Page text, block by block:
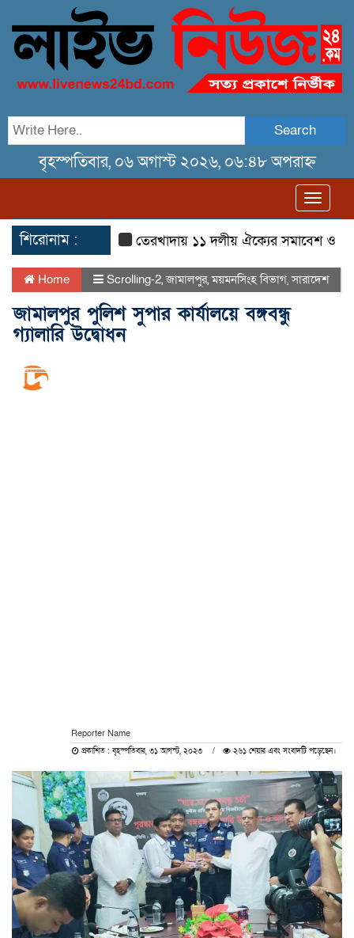
Search
বৃহস্পতিবার, ০৬ অগাস্ট ২০২৬, ০৬:৪৮ অপরাহ্ন
শিরোনাম : তেরখাদায় ১১ দলীয় ঐক্যের সমাবেশ ও গণ
Home Scrolling-2,জামালপুর,ময়মনসিংহ বিভাগ,সারাদেশ
জামালপুর পুলিশ সুপার কার্যালয়ে বঙ্গবন্ধু
গ্যালারি উদ্বোধন
Reporter Name
প্রকাশিত : বৃহস্পতিবার, ৩১ আগস্ট, ২০২৩ ২৬১ শেয়ার এবং সংবাদটি পড়েছেন।